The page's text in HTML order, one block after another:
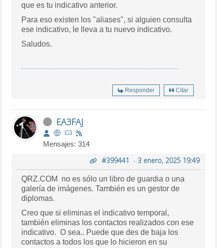
que es tu indicativo anterior.
Para eso existen los "aliases", si alguien consulta
ese indicativo, le lleva a tu nuevo indicativo.
Saludos.
Responder Citar
EA3FAJ
Mensajes: 314
#399441 - 3 enero, 2025 19:49
QRZ.COM no es sólo un libro de guardia o una
galería de imágenes. También es un gestor de
diplomas.
Creo que si eliminas el indicativo temporal,
también eliminas los contactos realizados con ese
indicativo. O sea.. Puede que des de baja los
contactos a todos los que lo hicieron en su